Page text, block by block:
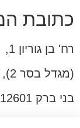
כתובת
רח' בן גוריון 1,
(מגדל בסר 2), קומה 19
בני ברק 5112601